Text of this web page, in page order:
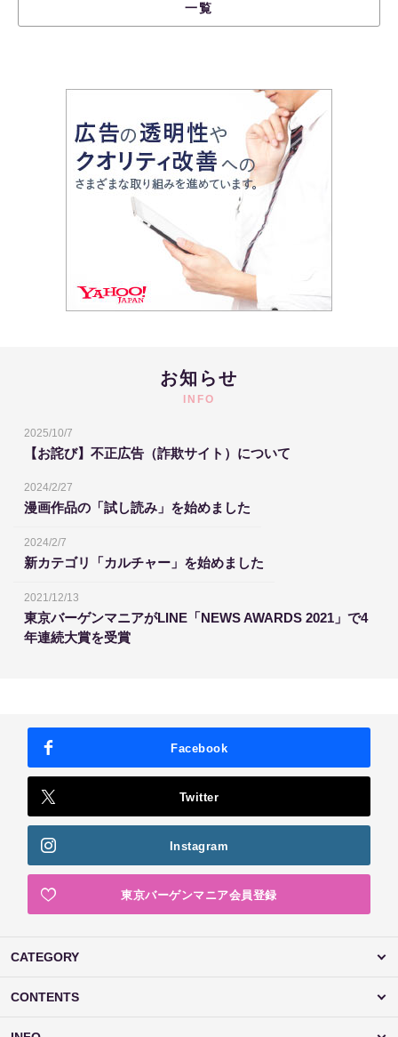
一覧
お知らせ
INFO
2025/10/7
【お詫び】不正広告（詐欺サイト）について
2024/2/27
漫画作品の「試し読み」を始めました
2024/2/7
新カテゴリ「カルチャー」を始めました
2021/12/13
東京バーゲンマニアがLINE「NEWS AWARDS 2021」で4
年連続大賞を受賞
Facebook
Twitter
Instagram
東京バーゲンマニア会員登録
CATEGORY
CONTENTS